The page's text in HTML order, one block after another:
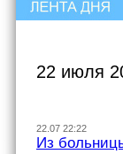
22 июля
22.07 22:22
Из